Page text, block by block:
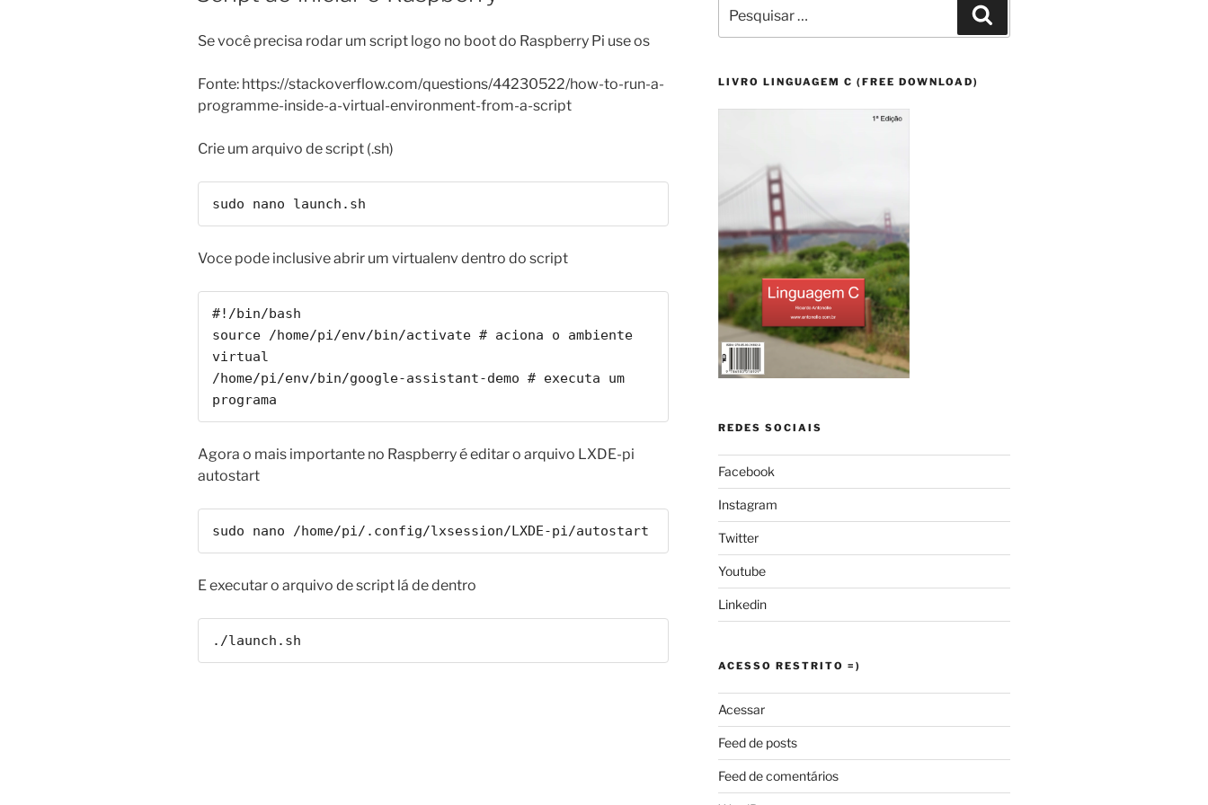
Se você precisa rodar um script logo no boot do Raspberry Pi use os
Fonte: https://stackoverflow.com/questions/44230522/how-to-run-a-
programme-inside-a-virtual-environment-from-a-script
Crie um arquivo de script (.sh)
sudo nano launch.sh
Voce pode inclusive abrir um virtualenv dentro do script
#!/bin/bash
source /home/pi/env/bin/activate # aciona o ambiente
virtual
/home/pi/env/bin/google-assistant-demo # executa um
programa
Agora o mais importante no Raspberry é editar o arquivo LXDE-pi
autostart
sudo nano /home/pi/.config/lxsession/LXDE-pi/autostart
E executar o arquivo de script lá de dentro
./launch.sh
por:
LIVRO LINGUAGEM C (FREE DOWNLOAD)
REDES SOCIAIS
Facebook
Instagram
Twitter
Youtube
Linkedin
ACESSO RESTRITO =)
Acessar
Feed de posts
Feed de comentários